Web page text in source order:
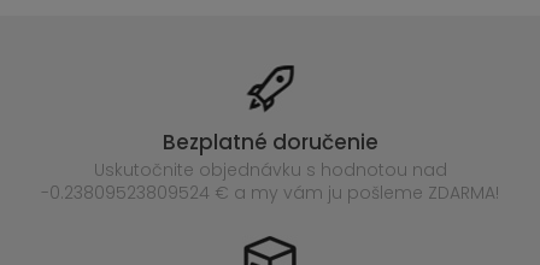
Bezplatné doručenie
Uskutočnite objednávku s hodnotou nad
-0.23809523809524 € a my vám ju pošleme ZDARMA!